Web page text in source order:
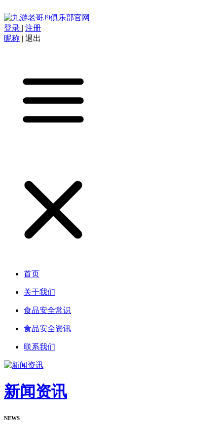
登录 | 注册
昵称 | 退出
首页
关于我们
食品安全常识
食品安全资讯
联系我们
新闻资讯
NEWS